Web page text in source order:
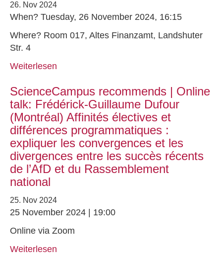
26. Nov 2024
When? Tuesday, 26 November 2024, 16:15
Where? Room 017, Altes Finanzamt, Landshuter
Str. 4
Weiterlesen
ScienceCampus recommends | Online
talk: Frédérick-Guillaume Dufour
(Montréal) Affinités électives et
différences programmatiques :
expliquer les convergences et les
divergences entre les succès récents
de l’AfD et du Rassemblement
national
25. Nov 2024
25 November 2024 | 19:00
Online via Zoom
Weiterlesen